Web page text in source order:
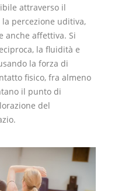
attraverso il
percezione uditiva,
anche affettiva. Si
la fluidità e
la forza di
fisico, fra almeno
il punto di
del